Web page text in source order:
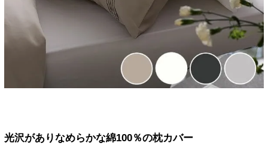
光沢がありなめらかな綿100％の枕カバー